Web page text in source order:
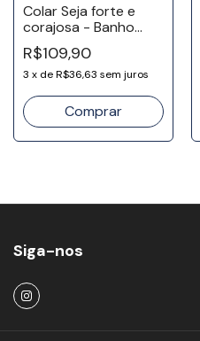
Colar Seja forte e
corajosa - Banho
Ouro 18k
R$109,90
3 x deR$36,63 sem juros
Siga-nos